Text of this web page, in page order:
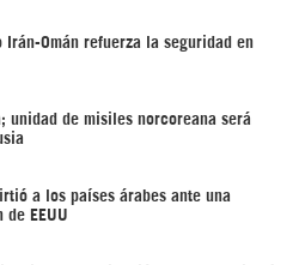
Irán-Omán refuerza la seguridad en
unidad de misiles norcoreana será
a los países árabes ante una
EEUU